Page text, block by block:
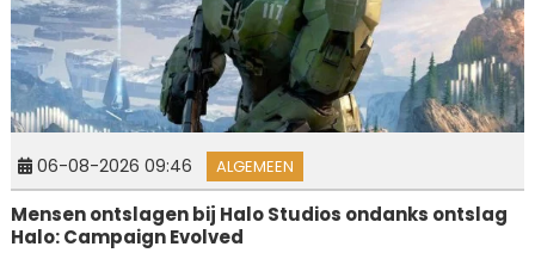
06-08-2026 09:46 ALGEMEEN
Mensen ontslagen bij Halo Studios ondanks ontslag
Halo: Campaign Evolved